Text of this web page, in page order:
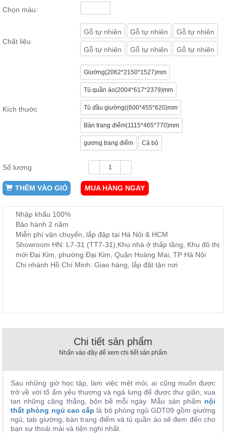
ăn,
bếp
Vườn
Phụ
Kiện
Chọn màu:
Chất liệu
Gỗ tự nhiên Gỗ tự nhiên Gỗ tự nhiên
Gỗ tự nhiên Gỗ tự nhiên Gỗ tự nhiên
Kích thước
Giường(2062*2150*1527)mm
Tủ quần áo(2004*617*2379)mm
Tủ đầu giường((600*455*620)mm
Bàn trang điểm(1115*465*770)mm
gương trang điểm Cả bộ
Số lượng
THÊM VÀO GIỎ MUA HÀNG NGAY
Nhập khẩu 100%
Bảo hành 2 năm
Miễn phí vận chuyển, lắp đặp tại Hà Nội & HCM
Showroom HN: L7-31 (TT7-31),Khu nhà ở thấp tầng, Khu đô thị
mới Đại Kim, phường Đại Kim, Quận Hoàng Mai, TP Hà Nội
Chi nhánh Hồ Chí Minh: Giao hàng, lắp đặt tận nơi
Chi tiết sản phẩm
Nhấn vào đây để xem chi tiết sản phẩm
Sau những giờ học tập, làm việc mệt mỏi, ai cũng muốn được
trở về với tổ ấm yêu thương và ngả lưng để được thư giãn, xua
tan những căng thẳng, bộn bề mỗi ngày. Mẫu sản phẩm nội
thất phòng ngủ cao cấp là bộ phòng ngủGDT09 gồm giường
ngủ, tab giường, bàn trang điểm và tủ quần áo sẽ đem đến cho
bạn sự thoải mái và tiện nghi nhất.